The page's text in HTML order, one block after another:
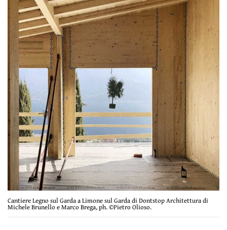
Cantiere Legno sul Garda a Limone sul Garda di Dontstop Architettura di
Michele Brunello e Marco Brega, ph. ©Pietro Olioso.